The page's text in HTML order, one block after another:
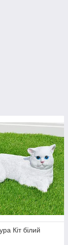
Кіт білий